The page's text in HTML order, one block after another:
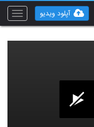
Toggle
آپلود ویدیو